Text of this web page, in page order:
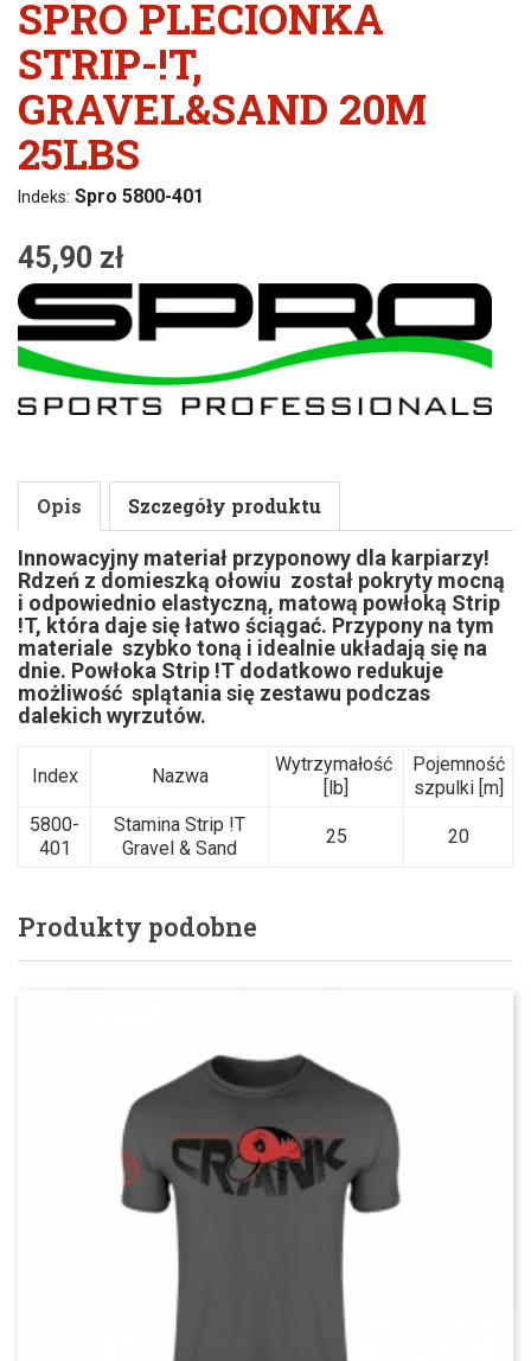
SPRO PLECIONKA
STRIP-!T,
GRAVEL&SAND 20M
25LBS
Indeks: Spro 5800-401
45,90 zł
Opis Szczegóły produktu
Innowacyjny materiał przyponowy dla karpiarzy!
Rdzeń z domieszką ołowiu został pokryty mocną
i odpowiednio elastyczną, matową powłoką Strip
!T, która daje się łatwo ściągać. Przypony na tym
materiale szybko toną i idealnie układają się na
dnie. Powłoka Strip !T dodatkowo redukuje
możliwość splątania się zestawu podczas
dalekich wyrzutów.
Index Nazwa
Wytrzymałość
[lb]
Pojemność
szpulki [m]
5800-
401
Stamina Strip !T
Gravel & Sand
25 20
Produkty podobne